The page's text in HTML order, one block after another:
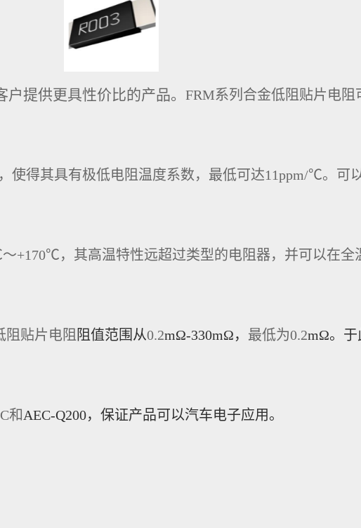
提供更具性价比的产品。 FRM系列合金低阻贴片电阻
使得其具有极低电阻温度系数，最低可达11ppm/℃。可
+170℃，其高温特性远超过类型的电阻 器， 并可以在全
阻贴片电阻 阻值范围从0.2mΩ-330mΩ， 最低为0.2mΩ。
和 AEC-Q200，保证产品可以汽车电子应用。